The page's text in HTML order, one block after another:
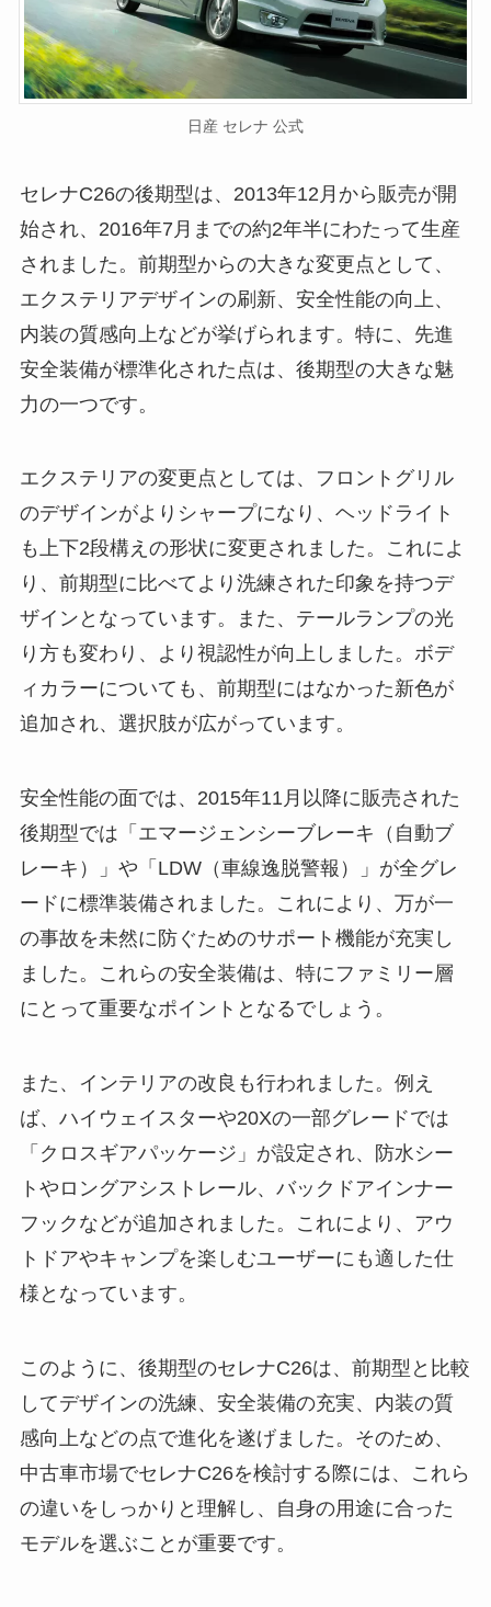
日産 セレナ 公式
セレナC26の後期型は、2013年12月から販売が開
始され、2016年7月までの約2年半にわたって生産
されました。前期型からの大きな変更点として、
エクステリアデザインの刷新、安全性能の向上、
内装の質感向上などが挙げられます。特に、先進
安全装備が標準化された点は、後期型の大きな魅
力の一つです。
エクステリアの変更点としては、フロントグリル
のデザインがよりシャープになり、ヘッドライト
も上下2段構えの形状に変更されました。これによ
り、前期型に比べてより洗練された印象を持つデ
ザインとなっています。また、テールランプの光
り方も変わり、より視認性が向上しました。ボデ
ィカラーについても、前期型にはなかった新色が
追加され、選択肢が広がっています。
安全性能の面では、2015年11月以降に販売された
後期型では「エマージェンシーブレーキ（自動ブ
レーキ）」や「LDW（車線逸脱警報）」が全グレ
ードに標準装備されました。これにより、万が一
の事故を未然に防ぐためのサポート機能が充実し
ました。これらの安全装備は、特にファミリー層
にとって重要なポイントとなるでしょう。
また、インテリアの改良も行われました。例え
ば、ハイウェイスターや20Xの一部グレードでは
「クロスギアパッケージ」が設定され、防水シー
トやロングアシストレール、バックドアインナー
フックなどが追加されました。これにより、アウ
トドアやキャンプを楽しむユーザーにも適した仕
様となっています。
このように、後期型のセレナC26は、前期型と比較
してデザインの洗練、安全装備の充実、内装の質
感向上などの点で進化を遂げました。そのため、
中古車市場でセレナC26を検討する際には、これら
の違いをしっかりと理解し、自身の用途に合った
モデルを選ぶことが重要です。